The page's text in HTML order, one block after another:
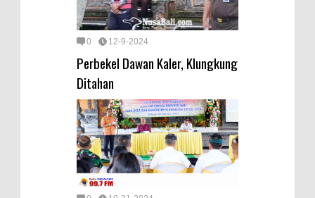
0 12-9-2024
Perbekel Dawan Kaler, Klungkung
Ditahan